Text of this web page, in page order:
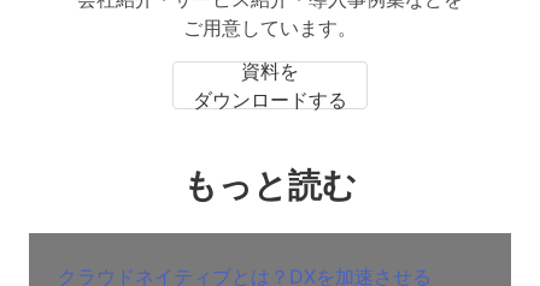
ご用意しています。
資料を
ダウンロードする
もっと読む
クラウドネイティブとは？DXを加速させる